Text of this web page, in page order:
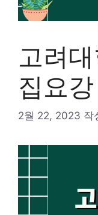
고려
집요강
2월 22, 2023 작